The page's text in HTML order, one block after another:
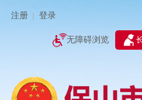
注册 登录
无障碍浏览